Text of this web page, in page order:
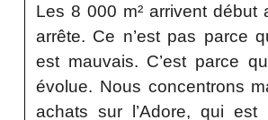
Les 8 000 m² arrivent début
arrête. Ce n’est pas parce
est mauvais. C’est parce
évolue. Nous concentrons
achats sur l’Adore, qui est